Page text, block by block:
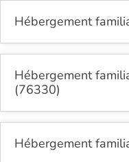
Hébergement
Hébergement
(76330)
Hébergement